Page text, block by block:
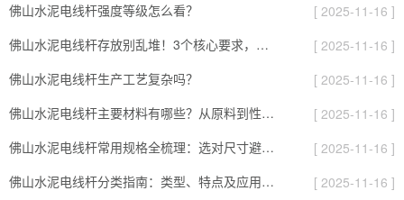
佛山水泥电线杆强度等级怎么看？
[ 2025-11-16 ]
佛山水泥电线杆存放别乱堆！3个核心要求，避免风吹雨打变“废杆”
[ 2025-11-16 ]
佛山水泥电线杆生产工艺复杂吗？
[ 2025-11-16 ]
佛山水泥电线杆主要材料有哪些？从原料到性能全解析
[ 2025-11-16 ]
佛山水泥电线杆常用规格全梳理：选对尺寸避开90%的施工坑
[ 2025-11-16 ]
佛山水泥电线杆分类指南：类型、特点及应用场景全解析
[ 2025-11-16 ]